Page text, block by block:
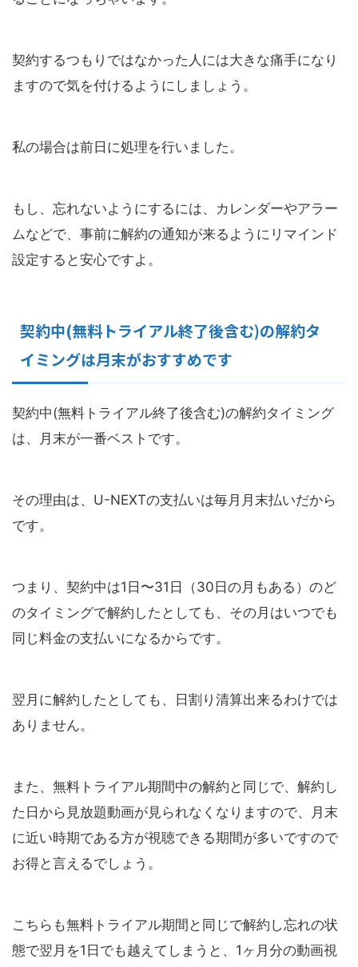
契約するつもりではなかった人には大きな痛手になり
ますので気を付けるようにしましょう。
私の場合は前日に処理を行いました。
もし、忘れないようにするには、カレンダーやアラー
ムなどで、事前に解約の通知が来るようにリマインド
設定すると安心ですよ。
契約中(無料トライアル終了後含む)の解約タ
イミングは月末がおすすめです
契約中(無料トライアル終了後含む)の解約タイミング
は、月末が一番ベストです。
その理由は、U-NEXTの支払いは毎月月末払いだから
です。
つまり、契約中は1日〜31日（30日の月もある）のど
のタイミングで解約したとしても、その月はいつでも
同じ料金の支払いになるからです。
翌月に解約したとしても、日割り清算出来るわけでは
ありません。
また、無料トライアル期間中の解約と同じで、解約し
た日から見放題動画が見られなくなりますので、月末
に近い時期である方が視聴できる期間が多いですので
お得と言えるでしょう。
こちらも無料トライアル期間と同じで解約し忘れの状
態で翌月を1日でも越えてしまうと、1ヶ月分の動画視